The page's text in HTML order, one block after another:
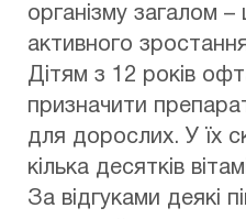
організму загалом
активного
Дітям з 12 років
призначити
для дорослих. У їх
кілька десятків
За відгуками деякі